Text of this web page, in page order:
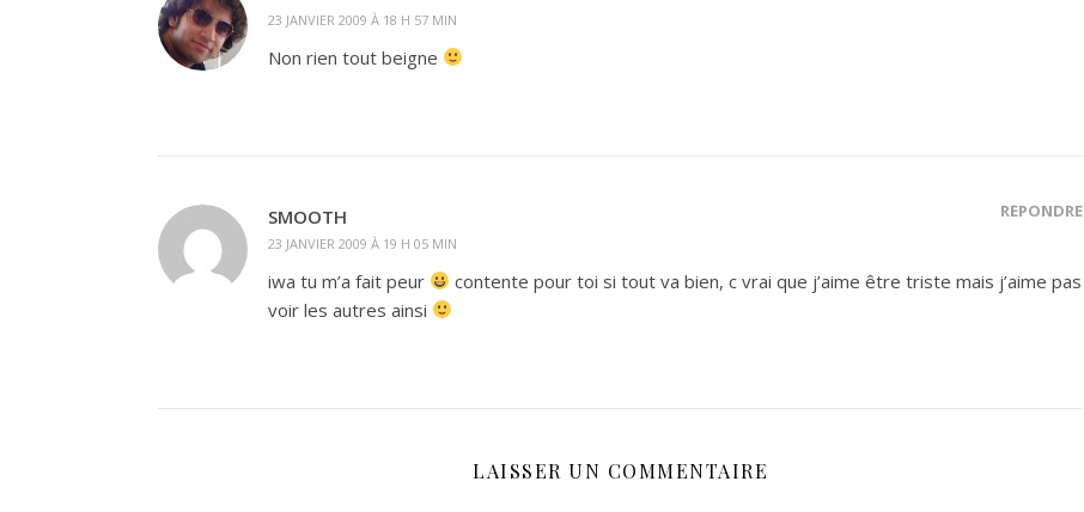
23 JANVIER 2009 À 18 H 57 MIN
Non rien tout beigne
SMOOTH
23 JANVIER 2009 À 19 H 05 MIN
RÉPONDRE
iwa tu m’a fait peur
contente pour toi si tout va bien, c vrai que j’aime être triste mais j’aime pas
voir les autres ainsi
LAISSER UN COMMENTAIRE